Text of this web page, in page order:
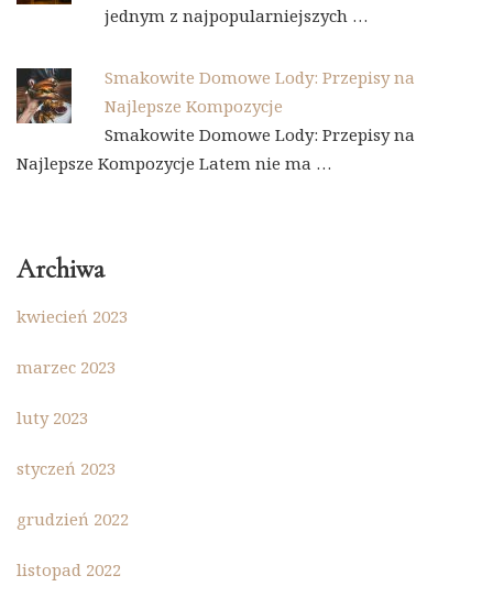
jednym z najpopularniejszych …
Smakowite Domowe Lody: Przepisy na
Najlepsze Kompozycje
Smakowite Domowe Lody: Przepisy na
Najlepsze Kompozycje Latem nie ma …
Archiwa
kwiecień 2023
marzec 2023
luty 2023
styczeń 2023
grudzień 2022
listopad 2022